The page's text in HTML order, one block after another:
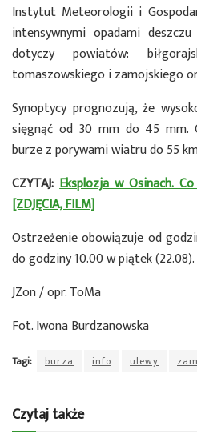
Instytut Meteorologii i
intensywnymi opadami
dotyczy powiatów:
tomaszowskiego i zamojskiego
Synoptycy prognozują, że
sięgnąć od 30 mm do 45 mm.
burze z porywami wiatru do 55
CZYTAJ:Eksplozja w Osinach.
[ZDJĘCIA, FILM]
Ostrzeżenie obowiązuje od
do godziny 10.00 w piątek (22.08).
JZon / opr. ToMa
Fot. Iwona Burdzanowska
Tagi: burza info ulewy
Czytaj także